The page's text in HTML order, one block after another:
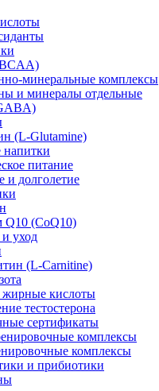
минеральные комплексы
и минералы отдельные
(L-Glutamine)
напитки
питание
и долголетие
Q10 (CoQ10)
уход
(L-Сarnitine)
жирные кислоты
тестостерона
сертификаты
комплексы
комплексы
и прибиотики